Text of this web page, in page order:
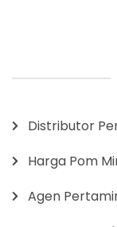
Distributor
Harga Pom
Agen